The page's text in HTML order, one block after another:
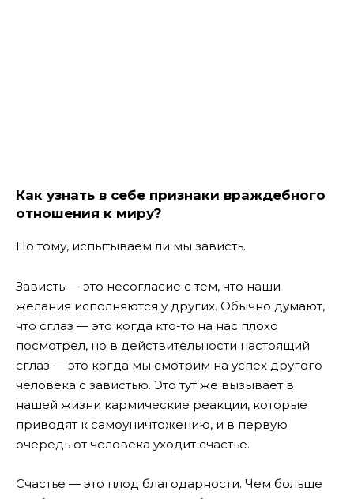
Как узнать в себе признаки враждебного
отношения к миру?
По тому, испытываем ли мы зависть.
Зависть — это несогласие с тем, что наши
желания исполняются у других. Обычно думают,
что сглаз — это когда кто-то на нас плохо
посмотрел, но в действительности настоящий
сглаз — это когда мы смотрим на успех другого
человека с завистью. Это тут же вызывает в
нашей жизни кармические реакции, которые
приводят к самоуничтожению, и в первую
очередь от человека уходит счастье.
Счастье — это плод благодарности. Чем больше